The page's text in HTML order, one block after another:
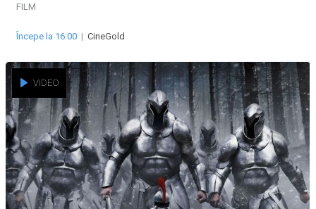
FILM
Începe la 16:00 | CineGold
VIDEO